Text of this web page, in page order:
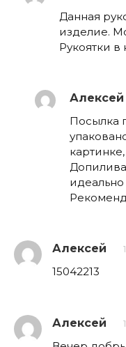
Данная
изделие.
Рукоятки в
Алексей
Посылка
Алексей
15042213
Алексей